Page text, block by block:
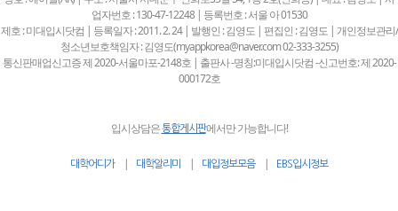
업자번호 : 130-47-12248 | 등록번호 : 서울 아 01530
제호 : 미대입시닷컴 | 등록일자 : 2011. 2. 24 | 발행인 : 김영도 | 편집인 : 김영도 | 개인정보관리/
청소년보호책임자 : 김영도(myappkorea@naver.com 02-333-3255)
통신판매업신고증 제 2020-서울마포-2148호 | 출판사 -명칭:미대입시닷컴 -신고번호: 제 2020-
000172호
입시상담은통합게시판에서만 가능합니다!
대학어디가| 대학알리미 | 대입정보모음| EBS입시정보